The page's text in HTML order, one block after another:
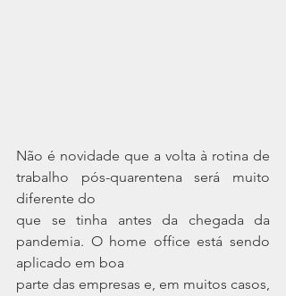
Não é novidade que a volta à rotina de
trabalho pós-quarentena será muito
diferente do
que se tinha antes da chegada da
pandemia. O home office está sendo
aplicado em boa
parte das empresas e, em muitos casos,